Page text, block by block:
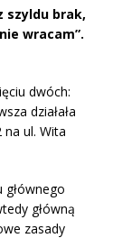
szyldu brak,
wracam”.
dwóch:
działała
na ul. Wita
głównego
główną
zasady